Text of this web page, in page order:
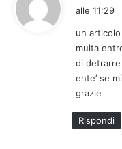
alle 11:29
un
multa
di
ente’ se
grazie
Rispondi